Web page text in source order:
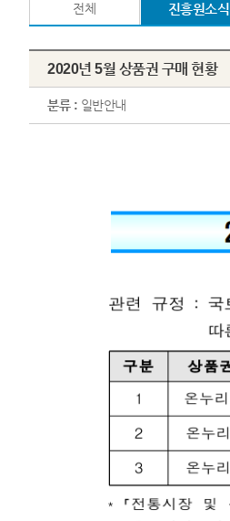
전체 진흥원소식
2020년 5월 상품권 구매 현황
분류 : 일반안내